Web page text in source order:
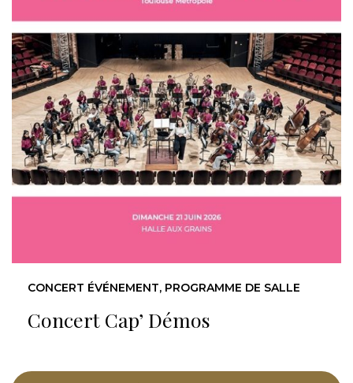
Concert Cap’ Démos
CONCERT ÉVÉNEMENT, PROGRAMME DE SALLE